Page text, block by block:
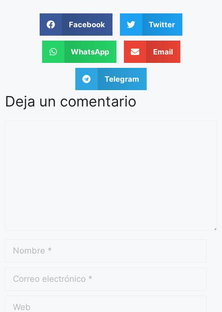
Facebook Twitter
WhatsApp Email
Telegram
Deja un comentario